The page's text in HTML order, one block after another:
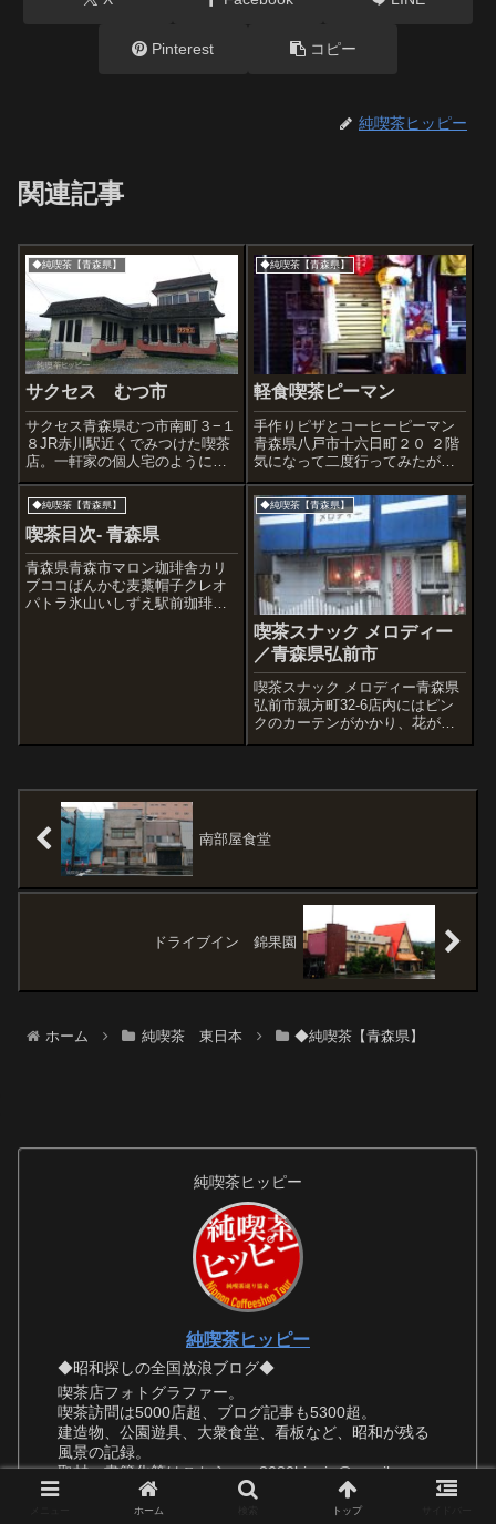
Pinterest コピー
純喫茶ヒッピー
関連記事
◆純喫茶【青森県】
サクセス むつ市
サクセス青森県むつ市南町３−１
８JR赤川駅近くでみつけた喫茶
店。一軒家の個人宅のようにも
見えるけど、電光掲示板が光っ
ていた。なかなかに豪華な雰囲
気のエントランス店内は期待通
り、ノスタルジック満点で最高!
こりゃ落ち着くわ。ママさんい
わく、普段...
◆純喫茶【青森県】
軽食喫茶ピーマン
手作りピザとコーヒーピーマン
青森県八戸市十六日町２０ ２階
気になって二度行ってみたが、
どの日も開いていなかった。残
念賞。地域のイベントに出店し
ているようだった。
◆純喫茶【青森県】
喫茶目次- 青森県
青森県青森市マロン珈琲舎カリ
ブココばんかむ麦藁帽子クレオ
パトラ氷山いしずえ駅前珈琲
◆純喫茶【青森県】
喫茶スナック メロディー
／青森県弘前市
喫茶スナック メロディー青森県
弘前市親方町32-6店内にはピン
クのカーテンがかかり、花がた
くさん飾られてファンシーな店
系(?)なお洒落をされてて、楽し
南部屋食堂
ドライブイン 錦果園
ホーム 純喫茶 東日本 ◆純喫茶【青森県】
純喫茶ヒッピー
純喫茶ヒッピー
◆昭和探しの全国放浪ブログ◆
喫茶店フォトグラファー。
喫茶訪問は5000店超、ブログ記事も5300超。
建造物、公園遊具、大衆食堂、看板など、昭和が残る
風景の記録。
取材、書籍化等はこちらへ 8080hippie@gmail.com
ホーム トップ